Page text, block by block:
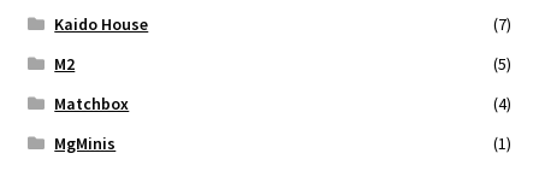
Kaido House
(7)
M2
(5)
Matchbox
(4)
MgMinis
(1)